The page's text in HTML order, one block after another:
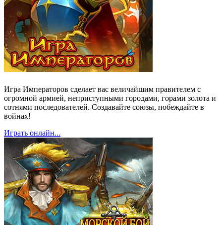
Игра Императоров сделает вас величайшим правителем с
огромной армией, неприступными городами, горами золота и
сотнями последователей. Создавайте союзы, побеждайте в
войнах!
Играть онлайн...